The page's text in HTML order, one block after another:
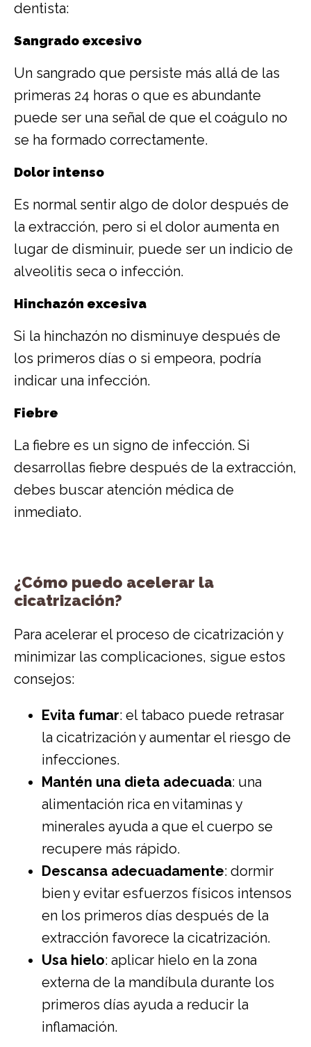
dentista:
Sangrado excesivo
Un sangrado que persiste más allá de las
primeras 24 horas o que es abundante
puede ser una señal de que el coágulo no
se ha formado correctamente.
Dolor intenso
Es normal sentir algo de dolor después de
la extracción, pero si el dolor aumenta en
lugar de disminuir, puede ser un indicio de
alveolitis seca o infección.
Hinchazón excesiva
Si la hinchazón no disminuye después de
los primeros días o si empeora, podría
indicar una infección.
Fiebre
La fiebre es un signo de infección. Si
desarrollas fiebre después de la extracción,
debes buscar atención médica de
inmediato.
¿Cómo puedo acelerar la
cicatrización?
Para acelerar el proceso de cicatrización y
minimizar las complicaciones, sigue estos
consejos:
Evita fumar: el tabaco puede retrasar
la cicatrización y aumentar el riesgo de
infecciones.
Mantén una dieta adecuada: una
alimentación rica en vitaminas y
minerales ayuda a que el cuerpo se
recupere más rápido.
Descansa adecuadamente: dormir
bien y evitar esfuerzos físicos intensos
en los primeros días después de la
extracción favorece la cicatrización.
Usa hielo: aplicar hielo en la zona
externa de la mandíbula durante los
primeros días ayuda a reducir la
inflamación.